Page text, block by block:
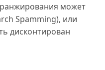
ранжирования может
Spamming), или
дисконтирован